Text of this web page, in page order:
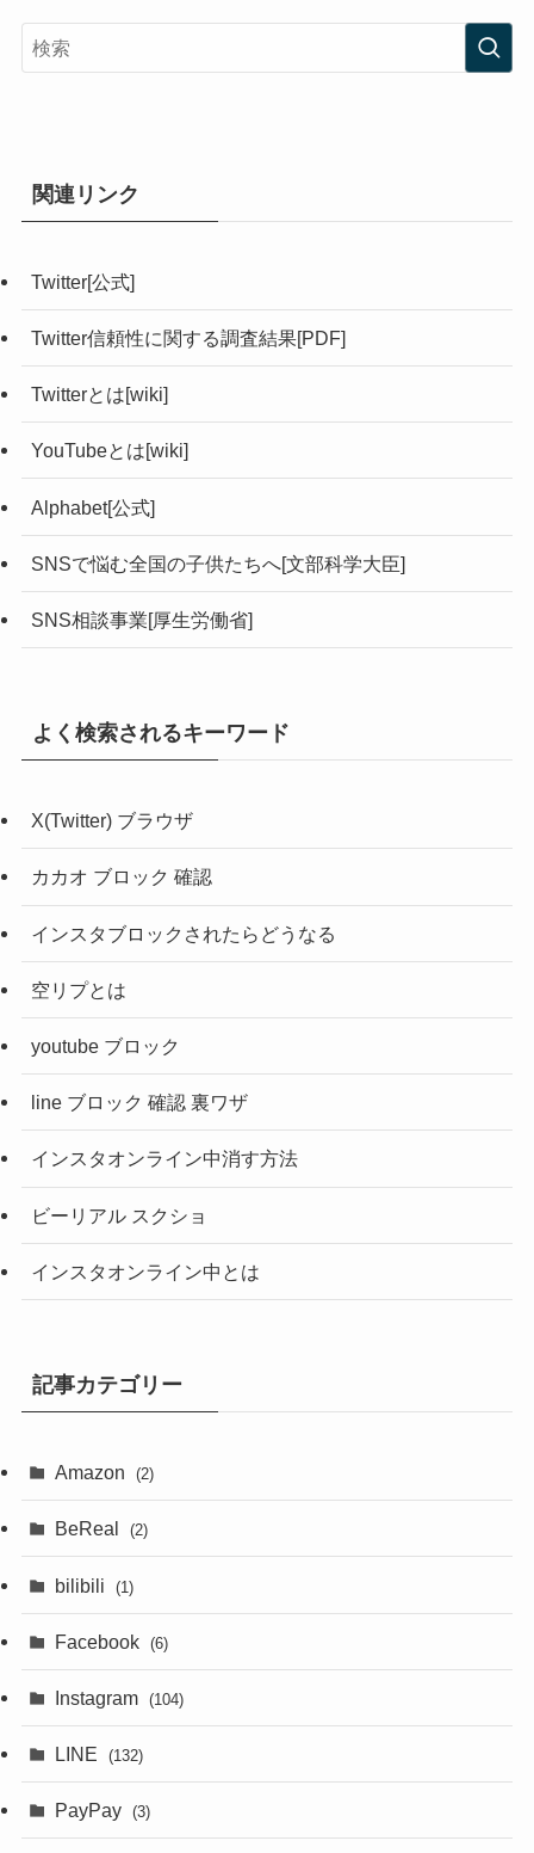
関連リンク
Twitter[公式]
Twitter信頼性に関する調査結果[PDF]
Twitterとは[wiki]
YouTubeとは[wiki]
Alphabet[公式]
SNSで悩む全国の子供たちへ[文部科学大臣]
SNS相談事業[厚生労働省]
よく検索されるキーワード
X(Twitter) ブラウザ
カカオ ブロック 確認
インスタブロックされたらどうなる
空リプとは
youtube ブロック
line ブロック 確認 裏ワザ
インスタオンライン中消す方法
ビーリアル スクショ
インスタオンライン中とは
記事カテゴリー
Amazon (2)
BeReal (2)
bilibili (1)
Facebook (6)
Instagram (104)
LINE (132)
PayPay (3)